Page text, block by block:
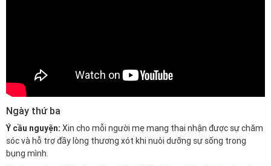
Ngày thứ ba
Ý cầu nguyện: Xin cho mỗi người mẹ mang thai nhận được sự chăm
sóc và hỗ trợ đầy lòng thương xót khi nuôi dưỡng sự sống trong
bụng mình.